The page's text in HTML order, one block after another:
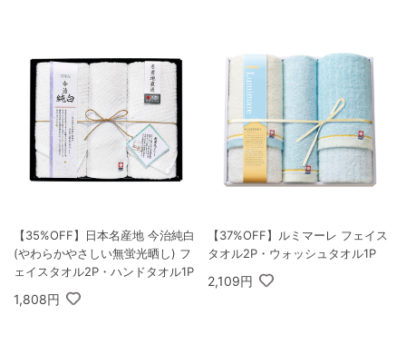
【35%OFF】日本名産地 今治純白
(やわらかやさしい無蛍光晒し) フ
ェイスタオル2P・ハンドタオル1P
1,808円
【37%OFF】ルミマーレ フェイス
タオル2P・ウォッシュタオル1P
2,109円